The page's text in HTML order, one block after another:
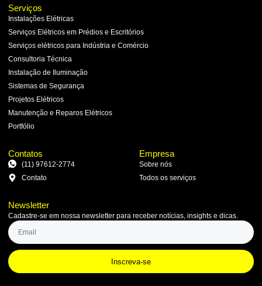
Serviços
Instalações Elétricas
Serviços Elétricos em Prédios e Escritórios
Serviços elétricos para Indústria e Comércio
Consultoria Técnica
Instalação de Iluminação
Sistemas de Segurança
Projetos Elétricos
Manutenção e Reparos Elétricos
Portfólio
Contatos
(11) 97612-2774
Contato
Empresa
Sobre nós
Todos os serviços
Newsletter
Cadastre-se em nossa newsletter para receber notícias, insights e dicas.
Inscreva-se